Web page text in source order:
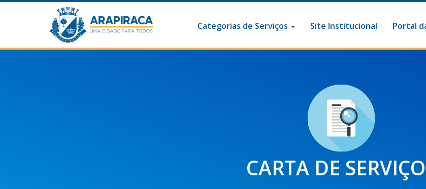
Categorias de Serviços Site Institucional Portal
CARTA DE